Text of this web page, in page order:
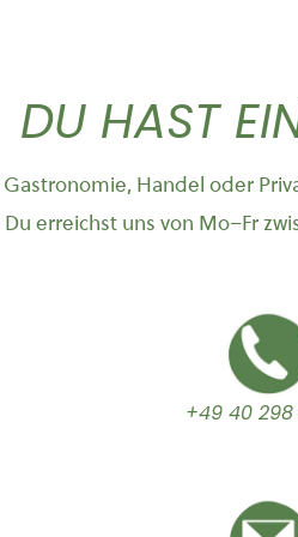
DU HAST
Handel oder
Du erreichst uns von Mo–Fr
+49 40 298